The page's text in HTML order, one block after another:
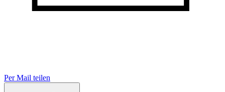
Per Mail teilen